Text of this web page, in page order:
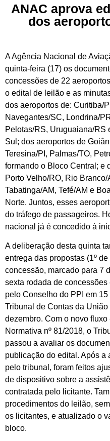
ANAC aprova
dos
A Agência Nacional de
quinta-feira (17) os
concessões de 22
o edital de leilão e as
dos aeroportos de: Curitiba/
Navegantes/SC, Londrina/
Pelotas/RS, Uruguaiana/RS
Sul; dos aeroportos de
Teresina/PI, Palmas/TO,
formando o Bloco Central; e
Porto Velho/RO, Rio
Tabatinga/AM, Tefé/AM e
Norte. Juntos, esses
do tráfego de passageiros.
nacional já é concedido à
A deliberação desta quinta
entrega das propostas (1º
concessão, marcado para 7
sexta rodada de
pelo Conselho do PPI em
Tribunal de Contas da
dezembro. Com o novo
Normativa nº 81/2018, o
passou a avaliar os
publicação do edital. Após a
pelo tribunal, foram feitos
de dispositivo sobre a
contratada pelo licitante.
procedimentos do leilão,
os licitantes, e atualizado o
bloco.